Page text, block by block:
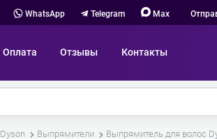
WhatsApp Telegram Max
Оплата Отзывы Контакты
Dyson Выпрямители Выпрямитель для волос